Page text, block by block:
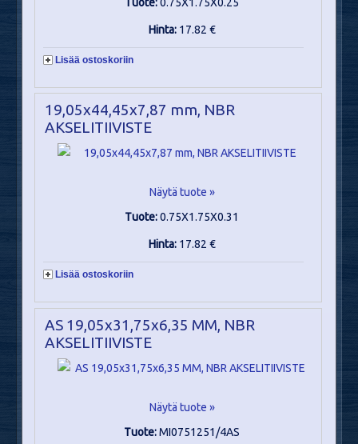
Hinta: 17.82 €
Lisää ostoskoriin
19,05x44,45x7,87 mm, NBR
AKSELITIIVISTE
Näytä tuote »
Tuote:0.75X1.75X0.31
Hinta: 17.82 €
Lisää ostoskoriin
AS 19,05x31,75x6,35 MM, NBR
AKSELITIIVISTE
Näytä tuote »
Tuote:MI0751251/4AS